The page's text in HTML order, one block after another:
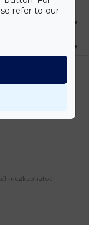
megkaphatod!
refer to our